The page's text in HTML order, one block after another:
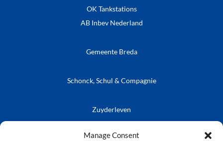
Manage Consent
OK Tankstations
AB Inbev Nederland
Gemeente Breda
Schonck, Schul & Compagnie
Zuyderleven
Vrienden van de Prins
Kielegatse Leutpenning